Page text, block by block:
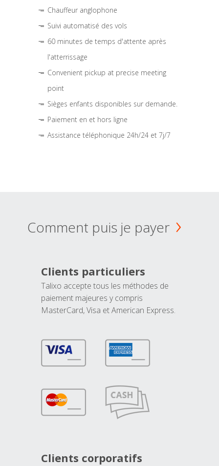
Chauffeur anglophone
Suivi automatisé des vols
60 minutes de temps d'attente après
l'atterrissage
Convenient pickup at precise meeting
point
Sièges enfants disponibles sur demande.
Paiement en et hors ligne
Assistance téléphonique 24h/24 et 7j/7
Comment puis je payer
Clients particuliers
Talixo accepte tous les méthodes de
paiement majeures y compris
MasterCard, Visa et American Express.
Clients corporatifs